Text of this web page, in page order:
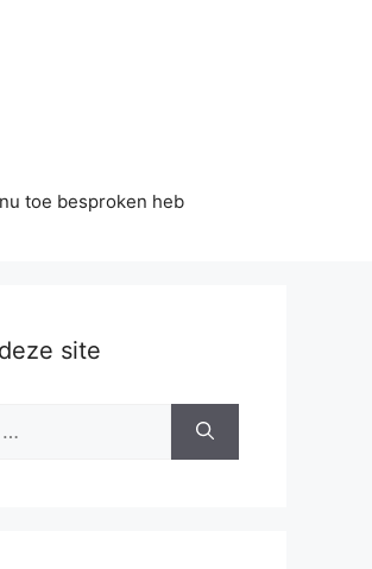
toe besproken heb
site